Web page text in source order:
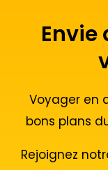
Envie
Voyager en
bons plans
Rejoignez